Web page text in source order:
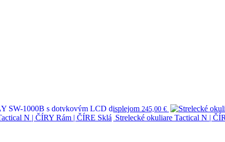
SW-1000B s dotykovým LCD displejom 245,00 €
Strelecké okuliare Tactical N |